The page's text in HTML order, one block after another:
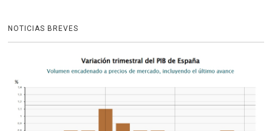
NOTICIAS BREVES